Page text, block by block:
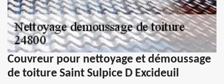
Couvreur pour nettoyage et démoussage
de toiture Saint Sulpice D Excideuil